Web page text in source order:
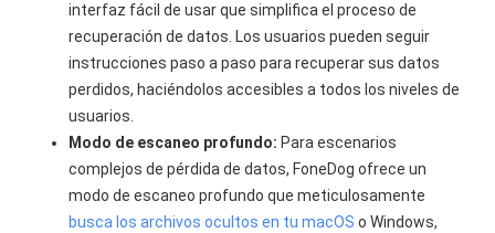
interfaz fácil de usar que simplifica el proceso de
recuperación de datos. Los usuarios pueden seguir
instrucciones paso a paso para recuperar sus datos
perdidos, haciéndolos accesibles a todos los niveles de
usuarios.
Modo de escaneo profundo: Para escenarios
complejos de pérdida de datos, FoneDog ofrece un
modo de escaneo profundo que meticulosamente
busca los archivos ocultos en tu macOS o Windows,